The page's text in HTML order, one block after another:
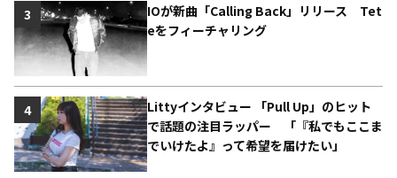
IOが新曲「Calling Back」リリース Tet
eをフィーチャリング
3
Littyインタビュー 「Pull Up」のヒット
で話題の注目ラッパー 「『私でもここま
でいけたよ』って希望を届けたい」
4